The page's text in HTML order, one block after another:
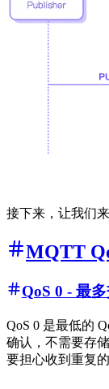
接下来，让我们
MQTT
QoS 0 - 最
QoS 0 是最低的
确认，不需要存
要担心收到重复的